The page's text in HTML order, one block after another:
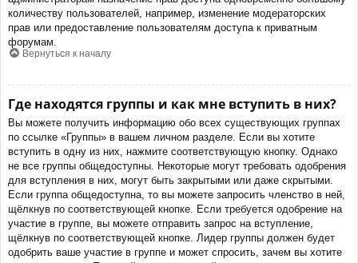
количеству пользователей, например, изменение модераторских
прав или предоставление пользователям доступа к приватным
форумам.
Вернуться к началу
Где находятся группы и как мне вступить в них?
Вы можете получить информацию обо всех существующих группах
по ссылке «Группы» в вашем личном разделе. Если вы хотите
вступить в одну из них, нажмите соответствующую кнопку. Однако
не все группы общедоступны. Некоторые могут требовать одобрения
для вступления в них, могут быть закрытыми или даже скрытыми.
Если группа общедоступна, то вы можете запросить членство в ней,
щёлкнув по соответствующей кнопке. Если требуется одобрение на
участие в группе, вы можете отправить запрос на вступление,
щёлкнув по соответствующей кнопке. Лидер группы должен будет
одобрить ваше участие в группе и может спросить, зачем вы хотите